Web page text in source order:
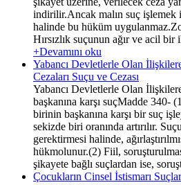
indirilir.Ancak malın suç işlemek
halinde bu hüküm
Hırsızlık suçunun ağır ve acil bir
+Devamını oku
Yabancı Devletlerle Olan
Cezaları Suçu ve Cezası
Yabancı Devletlerle Olan
başkanına karşı suçMadde 340-
birinin başkanına karşı bir suç
sekizde biri oranında artırılır.
gerektirmesi halinde,
hükmolunur.(2) Fiil,
şikayete bağlı suçlardan ise,
Çocukların Cinsel İstismarı